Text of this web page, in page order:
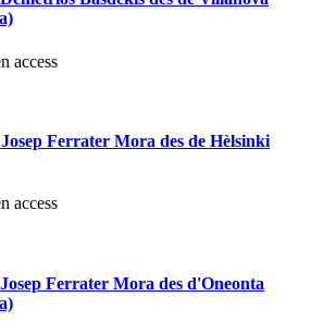
Ferrater Mora des de Hèlsinki
Ferrater Mora des d'Oneonta